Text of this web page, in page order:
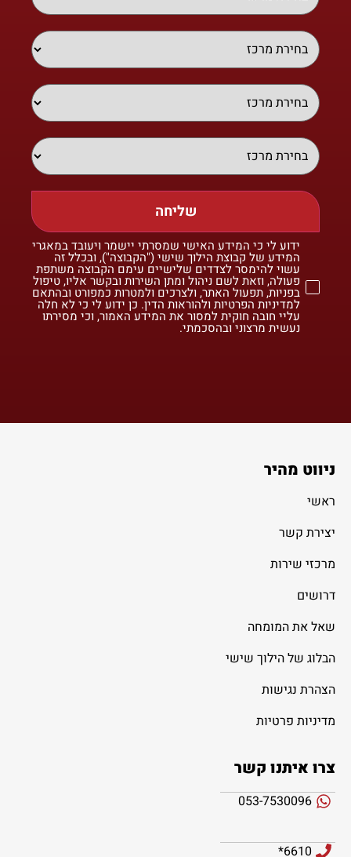
שליחה
ידוע לי כי המידע האישי שמסרתי יישמר ויעובד במאגרי
המידע של קבוצת הילוך שישי ("הקבוצה"), ובכלל זה
עשוי להימסר לצדדים שלישיים עימם הקבוצה משתפת
פעולה, וזאת לשם ניהול ומתן השירות ובקשר אליו, טיפול
בפניות, תפעול האתר, ולצרכים ולמטרות כמפורט ובהתאם
למדיניות הפרטיות ולהוראות הדין. כן ידוע לי כי לא חלה
עליי חובה חוקית למסור את המידע האמור, וכי מסירתו
נעשית מרצוני ובהסכמתי.
ניווט מהיר
ראשי
יצירת קשר
מרכזי שירות
דרושים
שאל את המומחה
הבלוג של הילוך שישי
הצהרת נגישות
מדיניות פרטיות
צרו איתנו קשר
053-7530096
6610*